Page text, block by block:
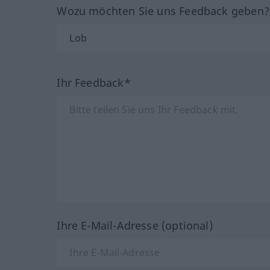
Wozu möchten Sie uns Feedback
Ihr Feedback*
Ihre E-Mail-Adresse (optional)